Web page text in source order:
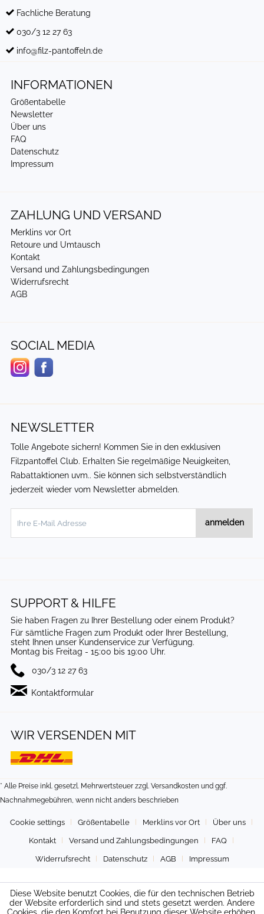
Fachliche Beratung
030/3 12 27 63
info@filz-pantoffeln.de
INFORMATIONEN
Größentabelle
Newsletter
Über uns
FAQ
Datenschutz
Impressum
ZAHLUNG UND VERSAND
Merklins vor Ort
Retoure und Umtausch
Kontakt
Versand und Zahlungsbedingungen
Widerrufsrecht
AGB
SOCIAL MEDIA
NEWSLETTER
Tolle Angebote sichern! Kommen Sie in den exklusiven
Filzpantoffel Club. Erhalten Sie regelmäßige Neuigkeiten,
Rabattaktionen uvm.. Sie können sich selbstverständlich
jederzeit wieder vom Newsletter abmelden.
anmelden
SUPPORT & HILFE
Sie haben Fragen zu Ihrer Bestellung oder einem Produkt?
Für sämtliche Fragen zum Produkt oder Ihrer Bestellung,
steht Ihnen unser Kundenservice zur Verfügung.
Montag bis Freitag - 15:00 bis 19:00 Uhr.
030/3 12 27 63
Kontaktformular
WIR VERSENDEN MIT
* Alle Preise inkl. gesetzl. Mehrwertsteuer zzgl. Versandkosten und ggf.
Nachnahmegebühren, wenn nicht anders beschrieben
Cookie settings Größentabelle Merklins vor Ort Über uns
Kontakt Versand und Zahlungsbedingungen FAQ
Widerrufsrecht Datenschutz AGB Impressum
Diese Website benutzt Cookies, die für den technischen Betrieb
der Website erforderlich sind und stets gesetzt werden. Andere